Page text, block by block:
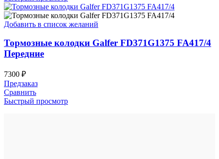
Добавить в список желаний
Тормозные колодки Galfer FD371G1375 FA417/4
Передние
7300 ₽
Предзаказ
Сравнить
Быстрый просмотр